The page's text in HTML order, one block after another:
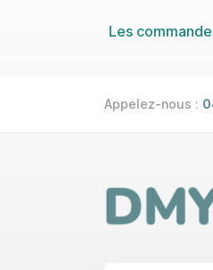
Les
Appelez-nous :